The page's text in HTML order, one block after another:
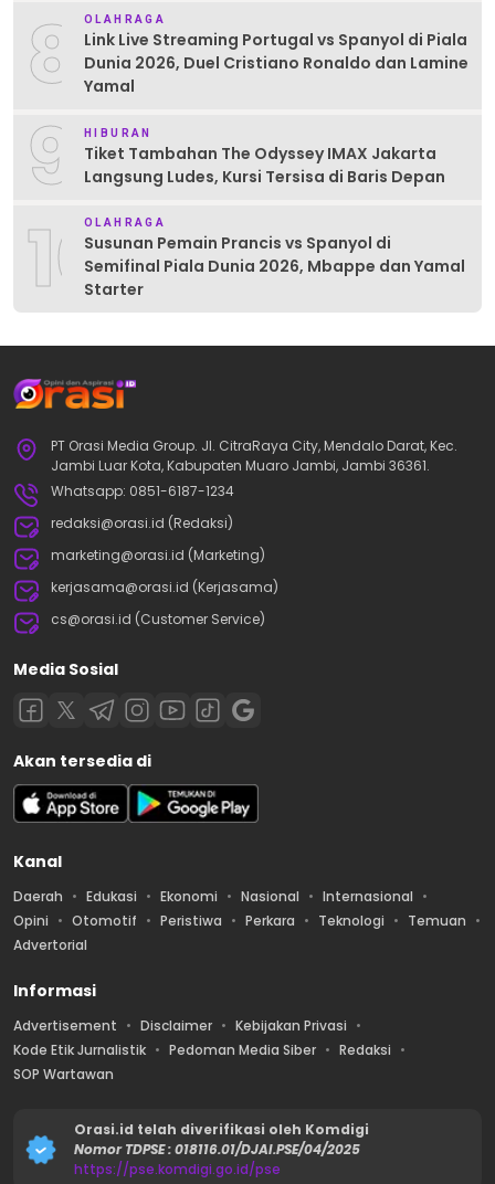
8 OLAHRAGA
Link Live Streaming Portugal vs Spanyol di Piala
Dunia 2026, Duel Cristiano Ronaldo dan Lamine
Yamal
9 HIBURAN
Tiket Tambahan The Odyssey IMAX Jakarta
Langsung Ludes, Kursi Tersisa di Baris Depan
10OLAHRAGA
Susunan Pemain Prancis vs Spanyol di
Semifinal Piala Dunia 2026, Mbappe dan Yamal
Starter
PT Orasi Media Group. Jl. CitraRaya City, Mendalo Darat, Kec.
Jambi Luar Kota, Kabupaten Muaro Jambi, Jambi 36361.
Whatsapp: 0851-6187-1234
redaksi@orasi.id (Redaksi)
marketing@orasi.id (Marketing)
kerjasama@orasi.id (Kerjasama)
cs@orasi.id (Customer Service)
Media Sosial
Akan tersedia di
Kanal
Daerah Edukasi Ekonomi Nasional
Internasional
Opini
Otomotif Peristiwa Perkara Teknologi
Temuan
Advertorial
Informasi
Advertisement Disclaimer
Kebijakan Privasi
Kode Etik Jurnalistik
Pedoman Media Siber
Redaksi
SOP Wartawan
Orasi.id telah diverifikasi oleh Komdigi
Nomor TDPSE : 018116.01/DJAI.PSE/04/2025
https://pse.komdigi.go.id/pse